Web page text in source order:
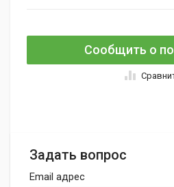
Сообщить о
Задать вопрос
Email адрес